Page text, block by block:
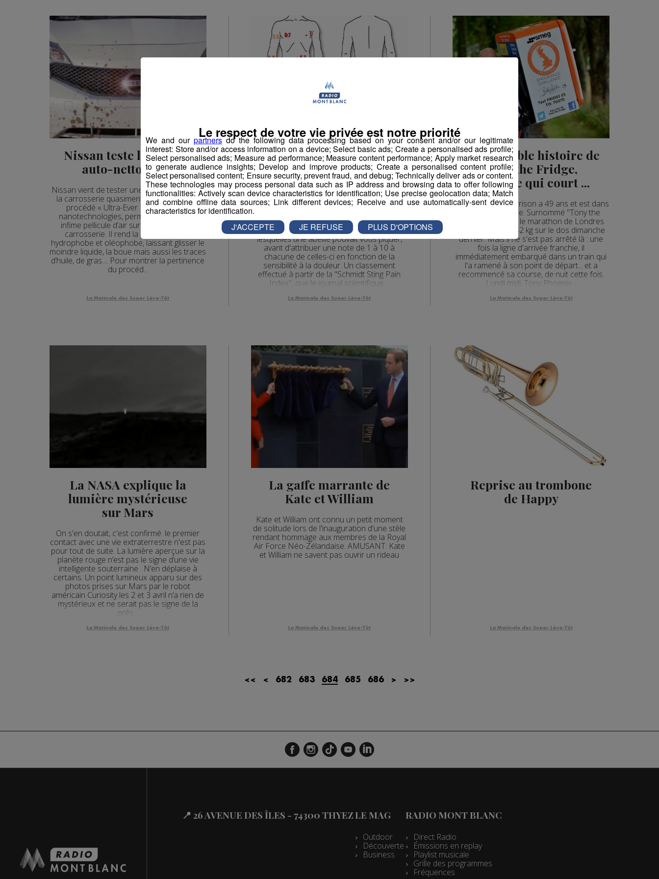
Nissan teste la voiture
auto-nettoyante
Nissan vient de tester une peinture qui rend
la carrosserie quasiment insalissable ! Ce
procédé « Ultra-Ever Dry », issu des
nanotechnologies, permet de créer une
infime pellicule d’air sur la surface de la
carrosserie. Il rend la peinture super
hydrophobe et oléophobe, laissant glisser le
moindre liquide, la boue mais aussi les traces
d’huile, de gras.... Pour montrer la pertinence
du procéd...
La Matinale des Super Lève-Tôt
Piqûre d'abeilles : les
zones les plus sensibles
?
Pour les besoins d'une étude scientifique,
désagréable expérience de tester les
différentes parties anatomiques sur
lesquelles une abeille pouvait vous piquer,
avant d'attribuer une note de 1 à 10 à
chacune de celles-ci en fonction de la
sensibilité à la douleur. Un classement
effectué à partir de la "Schmidt Sting Pain
Index", que le journal scientifique ...
La Matinale des Super Lève-Tôt
L'incroyable histoire de
Tony the Fridge,
l'homme qui court ...
Tony Phoenix-Morrison a 49 ans et est dans
la forme de sa vie. Surnommé "Tony the
Fridge", il a couru le marathon de Londres
avec un frigo de 42 kg sur le dos dimanche
dernier. Mais il ne s'est pas arrêté là : une
fois la ligne d'arrivée franchie, il
immédiatement embarqué dans un train qui
l'a ramené à son point de départ... et a
recommencé sa course, de nuit cette fois.
Lundi midi, Tony Phoenix...
La Matinale des Super Lève-Tôt
La NASA explique la
lumière mystérieuse
sur Mars
On s'en doutait, c'est confirmé: le premier
contact avec une vie extraterrestre n'est pas
pour tout de suite. La lumière aperçue sur la
planète rouge n’est pas le signe d’une vie
intelligente souterraine . N’en déplaise à
certains. Un point lumineux apparu sur des
photos prises sur Mars par le robot
américain Curiosity les 2 et 3 avril n’a rien de
mystérieux et ne serait pas le signe de la
prés...
La Matinale des Super Lève-Tôt
La gaffe marrante de
Kate et William
Kate et William ont connu un petit moment
de solitude lors de l'inauguration d'une stèle
rendant hommage aux membres de la Royal
Air Force Néo-Zélandaise. AMUSANT: Kate
et William ne savent pas ouvrir un rideau
La Matinale des Super Lève-Tôt
Reprise au trombone
de Happy
La Matinale des Super Lève-Tôt
<< < 682 683 684 685 686 > >>
📍 26 AVENUE DES ÎLES - 74300 THYEZLE MAG
Outdoor
Découverte
Business
RADIO MONT BLANC
Direct Radio
Émissions en replay
Playlist musicale
Grille des programmes
Fréquences
We and our partnersdo the following data processing based on your consent and/or our legitimate
interest: Store and/or access information on a device; Select basic ads; Create a personalised ads profile;
Select personalised ads; Measure ad performance; Measure content performance; Apply market research
to generate audience insights; Develop and improve products; Create a personalised content profile;
Select personalised content; Ensure security, prevent fraud, and debug; Technically deliver ads or content.
These technologies may process personal data such as IP address and browsing data to offer following
functionalities: Actively scan device characteristics for identification; Use precise geolocation data; Match
and combine offline data sources; Link different devices; Receive and use automatically-sent device
characteristics for identification.
Le respect de votre vie privée est notre priorité
J'ACCEPTE JE REFUSE PLUS D'OPTIONS